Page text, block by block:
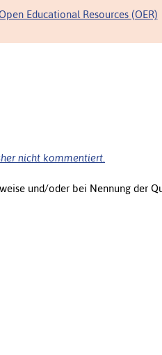
Educational Resources (OER)
nicht kommentiert.
und/oder bei Nennung der